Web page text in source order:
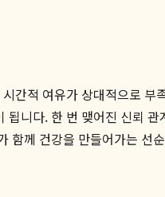
간적 여유가 상대적으로 부
니다. 한 번 맺어진 신뢰
함께 건강을 만들어가는 선